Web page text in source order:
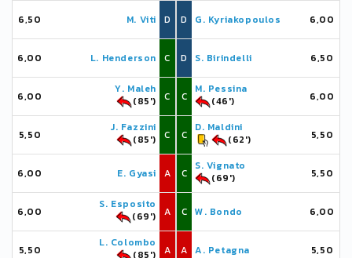
6,50 M. Viti D
6,00 L. Henderson C
6,00
Y. Maleh
(85')
C
5,50
J. Fazzini
(85')
C
6,00 E. Gyasi A
6,00
S. Esposito
(69')
A
5,50
L. Colombo
(85')
A
D G. Kyriakopoulos 6,00
D S. Birindelli 6,50
C
M. Pessina
(46')
6,00
C
D. Maldini
(62')
5,50
C
S. Vignato
(69')
5,50
C W. Bondo 6,00
A A. Petagna 5,50